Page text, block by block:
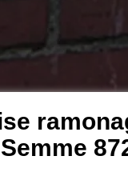
Semme